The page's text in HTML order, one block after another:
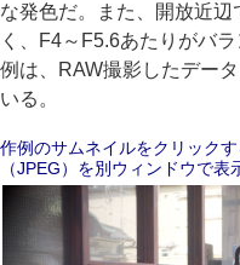
な発色だ。また、開放近
く、F4～F5.6あたりがバ
例は、RAW撮影したデー
いる。
作例のサムネイルをクリック
（JPEG）を別ウィンドウで表